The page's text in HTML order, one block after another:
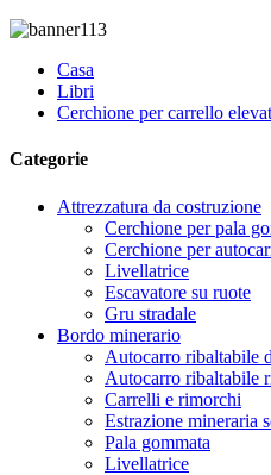
Casa
Libri
Cerchione per carrello
Categorie
Attrezzatura da costruzione
Cerchione per pala
Cerchione per
Livellatrice
Escavatore su ruote
Gru stradale
Bordo minerario
Autocarro ribaltabile
Autocarro ribaltabile
Carrelli e rimorchi
Estrazione mineraria
Pala gommata
Livellatrice